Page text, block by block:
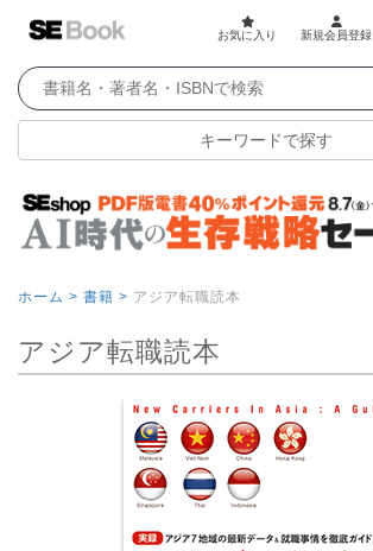
お気に入り 新規会員登録
キーワードで探す
ホーム > 書籍 > アジア転職読本
アジア転職読本